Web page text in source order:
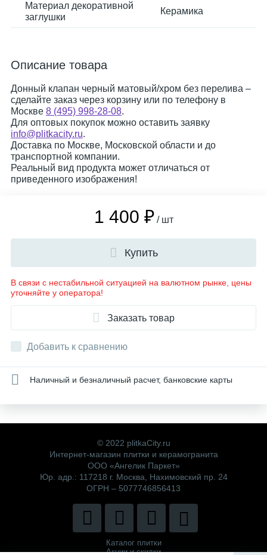
Материал декоративной
заглушки
Керамика
Описание товара
Донный клапан черный матовый/хром без перелива –
сделайте заказ через корзину или по телефону в
Москве 8 (495) 998-28-08.
Для оптовых покупок можно оставить заявку
info@plitkacity.ru.
Доставка по Москве, Московской области и до
транспортной компании.
Реальный вид продукта может отличаться от
приведенного изображения!
1 400 ₽ / шт
Купить
В связи с нестабильной ситуацией на валютном рынке, цены
уточняйте у оператора!
Заказать товар
Добавить к сравнению
Наличный и безналичный расчет, банковские карты
© 2022 plitkaCity.ru
Интернет-магазин плитки и керамогранита
ООО «Ангелик Паркет»
Юр. адр.: 117218 г. Москва, Нахимовский пр. 24
ОГРН – 5077746856413
Каталог плитки
Акции и скидки